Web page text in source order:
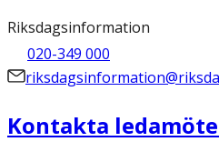
Riksdagsinformation
020-349 000
Kontakta